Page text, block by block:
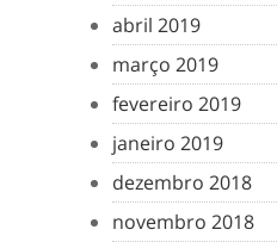
abril 2019
março 2019
fevereiro 2019
janeiro 2019
dezembro 2018
novembro 2018